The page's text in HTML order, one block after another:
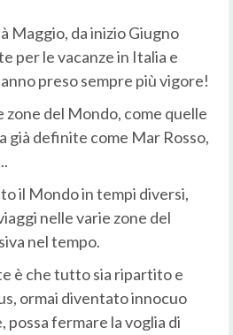
Maggio, da inizio Giugno
per le vacanze in Italia e
preso sempre più vigore!
zone del Mondo, come quelle
già definite come Mar Rosso,
il Mondo in tempi diversi,
nelle varie zone del
nel tempo.
è che tutto sia ripartito e
ormai diventato innocuo
fermare la voglia di